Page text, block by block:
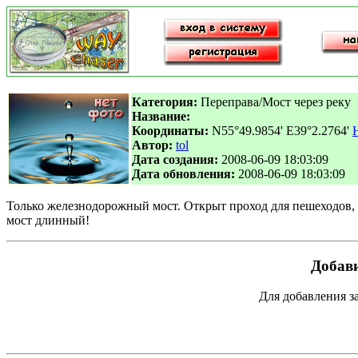
Категория: Переправа/Мост через реку
Название:
Координаты: N55°49.9854' E39°2.2764'
Автор: tol
Дата создания: 2008-06-09 18:03:09
Дата обновления: 2008-06-09 18:03:09
Только железнодорожный мост. Открыт проход для
мост длинный!
Для добавления